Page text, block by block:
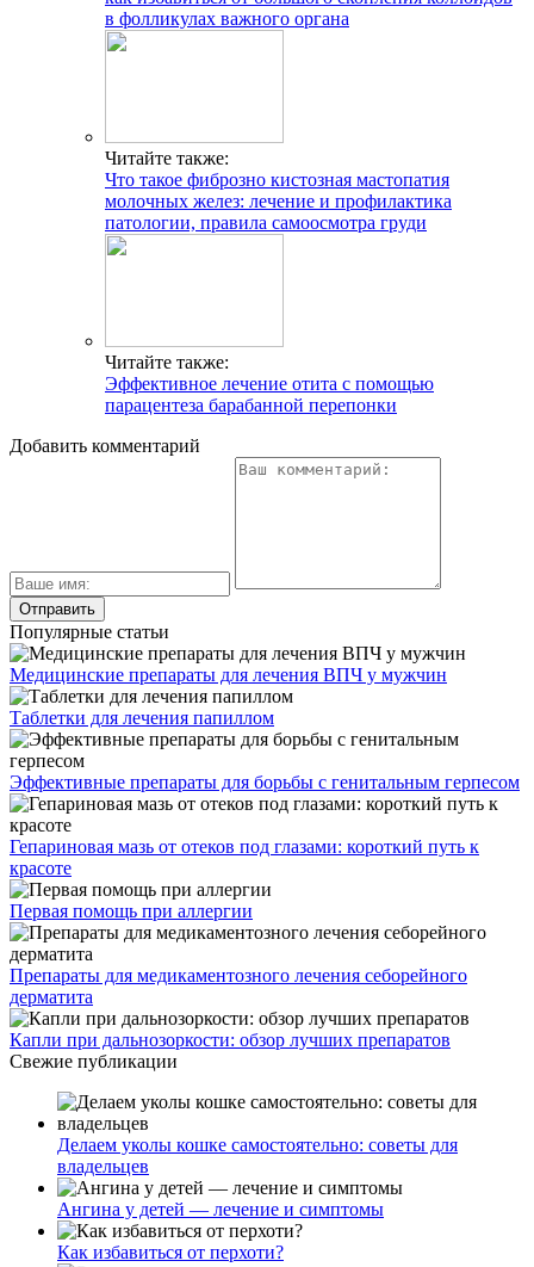
в фолликулах важного органа
Читайте также:
Что такое фиброзно кистозная мастопатия
молочных желез: лечение и профилактика
патологии, правила самоосмотра груди
Читайте также:
Эффективное лечение отита с помощью
парацентеза барабанной перепонки
Добавить комментарий
Популярные статьи
Медицинские препараты для лечения ВПЧ у мужчин
Таблетки для лечения папиллом
Эффективные препараты для борьбы с генитальным герпесом
Гепариновая мазь от отеков под глазами: короткий путь к
красоте
Первая помощь при аллергии
Препараты для медикаментозного лечения себорейного
дерматита
Капли при дальнозоркости: обзор лучших препаратов
Свежие публикации
Делаем уколы кошке самостоятельно: советы для
владельцев
Ангина у детей — лечение и симптомы
Как избавиться от перхоти?